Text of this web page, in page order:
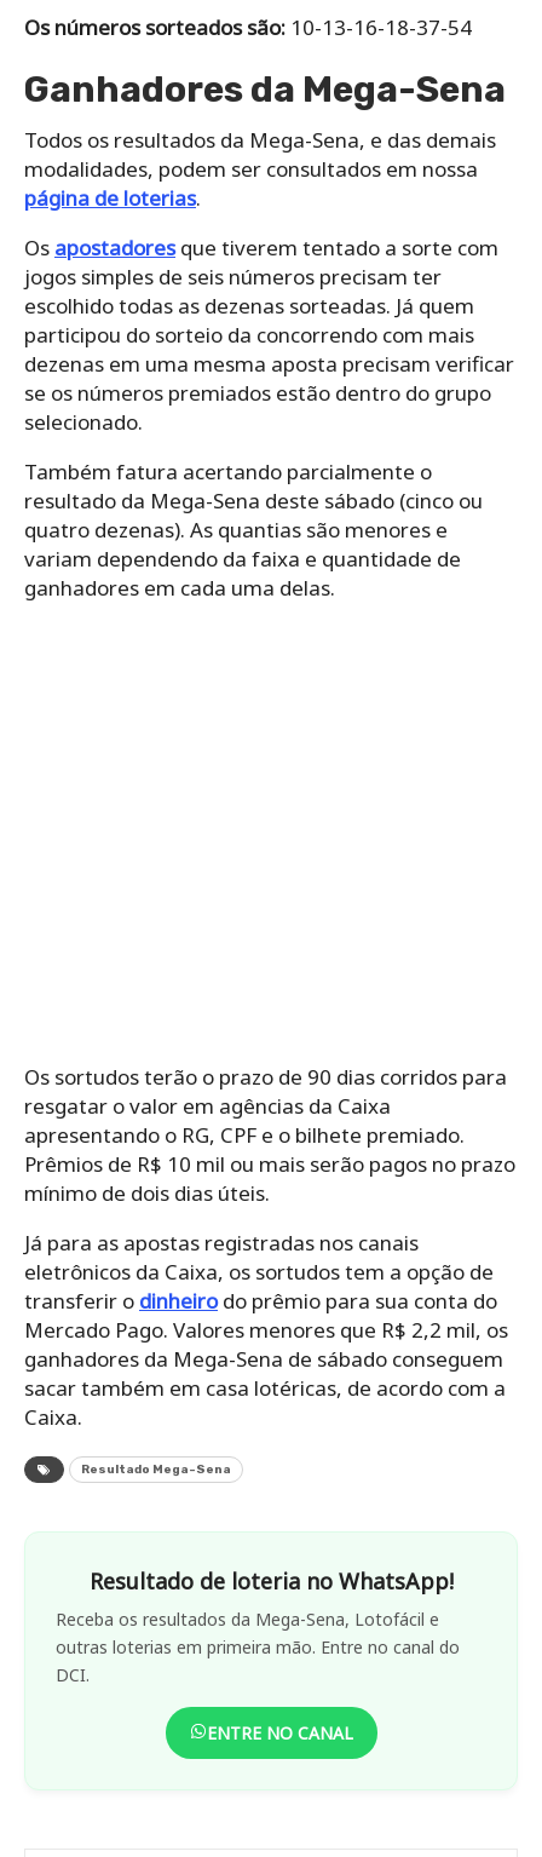
Os números sorteados são: 10-13-16-18-37-54
Ganhadores da Mega-Sena
Todos os resultados da Mega-Sena, e das demais
modalidades, podem ser consultados em nossa
página de loterias.
Os apostadoresque tiverem tentado a sorte com
jogos simples de seis números precisam ter
escolhido todas as dezenas sorteadas. Já quem
participou do sorteio da concorrendo com mais
dezenas em uma mesma aposta precisam verificar
se os números premiados estão dentro do grupo
selecionado.
Também fatura acertando parcialmente o
resultado da Mega-Sena deste sábado (cinco ou
quatro dezenas). As quantias são menores e
variam dependendo da faixa e quantidade de
ganhadores em cada uma delas.
Os sortudos terão o prazo de 90 dias corridos para
resgatar o valor em agências da Caixa
apresentando o RG, CPF e o bilhete premiado.
Prêmios de R$ 10 mil ou mais serão pagos no prazo
mínimo de dois dias úteis.
Já para as apostas registradas nos canais
eletrônicos da Caixa, os sortudos tem a opção de
transferir o dinheirodo prêmio para sua conta do
Mercado Pago. Valores menores que R$ 2,2 mil, os
ganhadores da Mega-Sena de sábado conseguem
sacar também em casa lotéricas, de acordo com a
Caixa.
Resultado Mega-Sena
Resultado de loteria no WhatsApp!
Receba os resultados da Mega-Sena, Lotofácil e
outras loterias em primeira mão. Entre no canal do
DCI.
ENTRE NO CANAL